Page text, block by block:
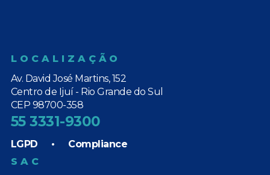
LOCALIZAÇÃO
Av. David José Martins, 152
Centro de Ijuí - Rio Grande do Sul
CEP 98700-358
55 3331-9300
LGPD • Compliance
SAC